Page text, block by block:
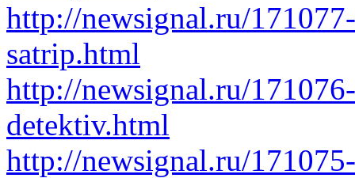
http://newsignal.ru/
satrip.html
http://newsignal.ru/
detektiv.html
http://newsignal.ru/